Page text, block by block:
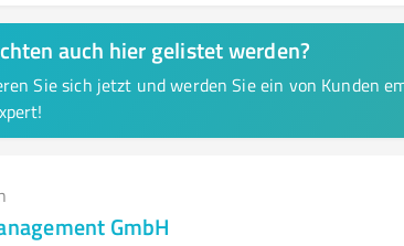
auch hier gelistet werden?
Sie sich jetzt und werden Sie ein von Kunden
GmbH